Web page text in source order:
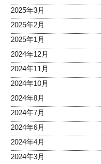
2025年3月
2025年2月
2025年1月
2024年12月
2024年11月
2024年10月
2024年8月
2024年7月
2024年6月
2024年4月
2024年3月